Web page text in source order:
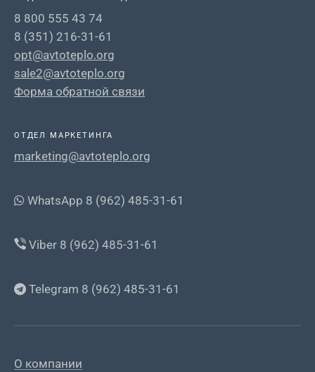
8 800 555 43 74
8 (351) 216-31-61
opt@avtoteplo.org
sale2@avtoteplo.org
Форма обратной связи
ОТДЕЛ МАРКЕТИНГА
marketing@avtoteplo.org
WhatsApp 8 (962) 485-31-61
Viber 8 (962) 485-31-61
Telegram 8 (962) 485-31-61
О компании